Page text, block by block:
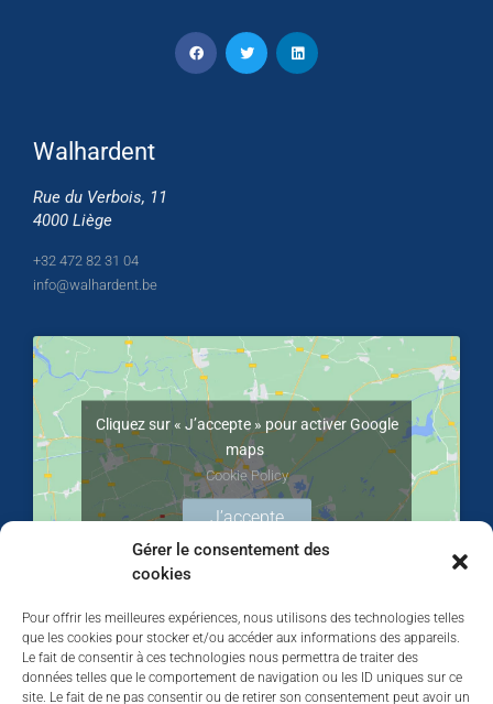
Gérer le consentement des
cookies
Pour offrir les meilleures expériences, nous utilisons des technologies telles
que les cookies pour stocker et/ou accéder aux informations des appareils.
Le fait de consentir à ces technologies nous permettra de traiter des
données telles que le comportement de navigation ou les ID uniques sur ce
site. Le fait de ne pas consentir ou de retirer son consentement peut avoir un
Walhardent
Rue du Verbois, 11
4000 Liège
+32 472 82 31 04
info@walhardent.be
Cliquez sur « J’accepte » pour activer Google
maps
Cookie Policy
J’accepte